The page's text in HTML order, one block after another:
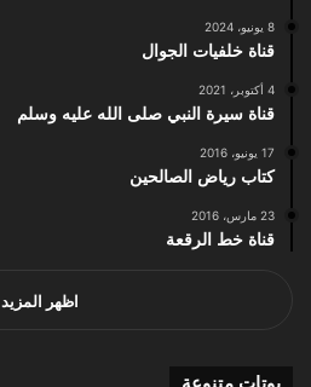
8 يونيو، 2024
قناة خلفيات الجوال
4 أكتوبر، 2021
قناة سيرة النبي صلى الله عليه وسلم
17 يونيو، 2016
كتاب رياض الصالحين
23 مارس، 2016
قناة خط الرقعة
اظهر المزيد
بوتات متنوعة